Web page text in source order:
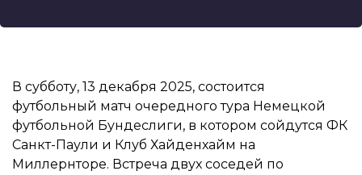
В субботу, 13 декабря 2025, состоится
футбольный матч очередного тура Немецкой
футбольной Бундеслиги, в котором сойдутся ФК
Санкт-Паули и Клуб Хайденхайм на
Миллернторе. Встреча двух соседей по